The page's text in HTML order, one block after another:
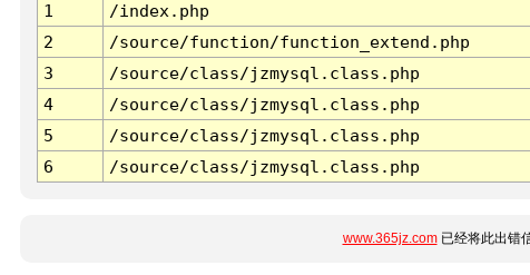
1
/index.php
2
/source/function/function_extend.php
3
/source/class/jzmysql.class.php
4
/source/class/jzmysql.class.php
5
/source/class/jzmysql.class.php
6
/source/class/jzmysql.class.php
www.365jz.com已经将此出错